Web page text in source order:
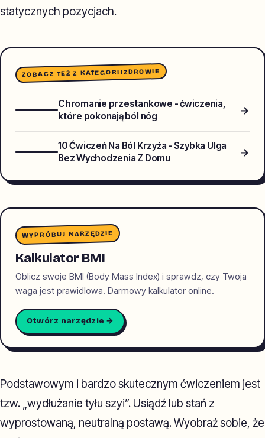
statycznych pozycjach.
ZOBACZ TEŻ Z KATEGORIIZDROWIE
Chromanie przestankowe - ćwiczenia,
które pokonają ból nóg
→
10 Ćwiczeń Na Ból Krzyża - Szybka Ulga
Bez Wychodzenia Z Domu
→
WYPRÓBUJ NARZĘDZIE
Kalkulator BMI
Oblicz swoje BMI (Body Mass Index) i sprawdz, czy Twoja
waga jest prawidlowa. Darmowy kalkulator online.
Otwórz narzędzie →
Podstawowym i bardzo skutecznym ćwiczeniem jest
tzw. „wydłużanie tyłu szyi”. Usiądź lub stań z
wyprostowaną, neutralną postawą. Wyobraź sobie, że